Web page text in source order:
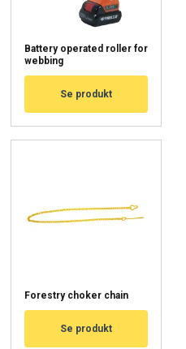
Battery operated roller for
webbing
Se produkt
Forestry choker chain
Se produkt
FINNISH
ENGLISH TRANSLATION
evästeitä